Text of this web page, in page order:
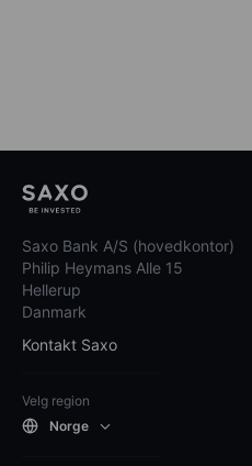
Saxo Bank A/S (hovedkontor)
Philip Heymans Alle 15
Hellerup
Danmark
Kontakt Saxo
Velg region
Norge